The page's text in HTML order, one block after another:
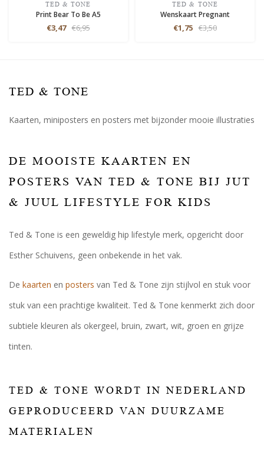
TED & TONE
Print Bear To Be A5
€3,47 €6,95
TED & TONE
Wenskaart Pregnant
€1,75 €3,50
TED & TONE
Kaarten, miniposters en posters met bijzonder mooie illustraties
DE MOOISTE KAARTEN EN
POSTERS VAN TED & TONE BIJ JUT
& JUUL LIFESTYLE FOR KIDS
Ted & Tone is een geweldig hip lifestyle merk, opgericht door
Esther Schuivens, geen onbekende in het vak.
De kaarten en posters van Ted & Tone zijn stijlvol en stuk voor
stuk van een prachtige kwaliteit. Ted & Tone kenmerkt zich door
subtiele kleuren als okergeel, bruin, zwart, wit, groen en grijze
tinten.
TED & TONE WORDT IN NEDERLAND
GEPRODUCEERD VAN DUURZAME
MATERIALEN